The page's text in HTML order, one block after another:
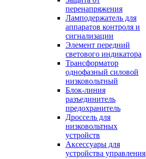
перенапряжения
Ламподержатель для
аппаратов контроля и
сигнализации
Элемент передний
светового индикатора
Трансформатор
однофазный силовой
низковольтный
Блок-линия
разъединитель
предохранитель
Дроссель для
низковольтных
устройств
Аксессуары для
устройства управления